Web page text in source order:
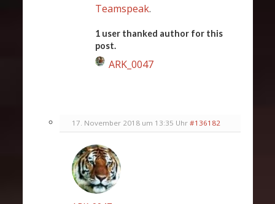
Teamspeak.
1 user thanked author for this
post.
ARK_0047
17. November 2018 um 13:35 Uhr #136182